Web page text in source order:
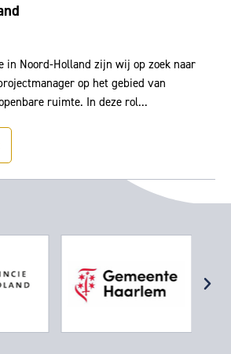
in Noord-Holland zijn wij op zoek naar
op het gebied van
ruimte. In deze rol...